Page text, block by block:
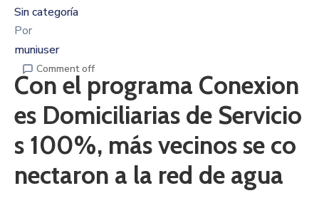
Sin categoría
Por
muniuser
Comment off
Con el programa Conexion
es Domiciliarias de Servicio
s 100%, más vecinos se co
nectaron a la red de agua